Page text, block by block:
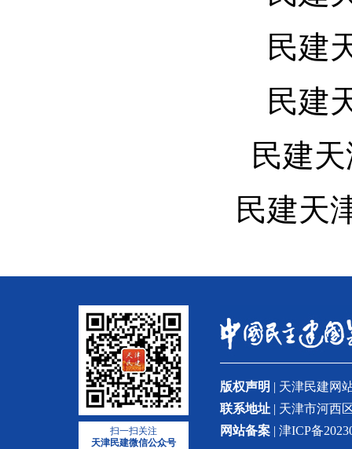
民建
民建
民建
民建天
扫一扫关注
天津民建微信公众号
版权声明 | 天津民建网
联系地址 | 天津市河西
网站备案 | 津ICP备